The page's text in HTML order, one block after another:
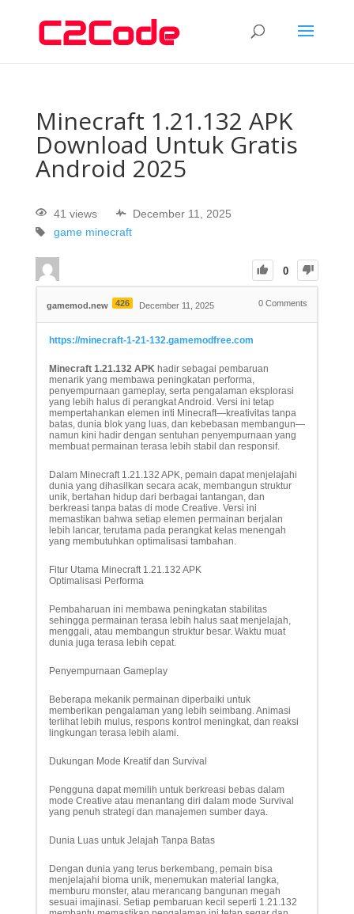
Minecraft 1.21.132 APK
Download Untuk Gratis
Android 2025
41 views
December 11, 2025
game minecraft
0
gamemod.new 426 December 11, 2025 0 Comments
https://minecraft-1-21-132.gamemodfree.com
Minecraft 1.21.132 APK hadir sebagai pembaruan
menarik yang membawa peningkatan performa,
penyempurnaan gameplay, serta pengalaman eksplorasi
yang lebih halus di perangkat Android. Versi ini tetap
mempertahankan elemen inti Minecraft—kreativitas tanpa
batas, dunia blok yang luas, dan kebebasan membangun—
namun kini hadir dengan sentuhan penyempurnaan yang
membuat permainan terasa lebih stabil dan responsif.
Dalam Minecraft 1.21.132 APK, pemain dapat menjelajahi
dunia yang dihasilkan secara acak, membangun struktur
unik, bertahan hidup dari berbagai tantangan, dan
berkreasi tanpa batas di mode Creative. Versi ini
memastikan bahwa setiap elemen permainan berjalan
lebih lancar, terutama pada perangkat kelas menengah
yang membutuhkan optimalisasi tambahan.
Fitur Utama Minecraft 1.21.132 APK
Optimalisasi Performa
Pembaharuan ini membawa peningkatan stabilitas
sehingga permainan terasa lebih halus saat menjelajah,
menggali, atau membangun struktur besar. Waktu muat
dunia juga terasa lebih cepat.
Penyempurnaan Gameplay
Beberapa mekanik permainan diperbaiki untuk
memberikan pengalaman yang lebih seimbang. Animasi
terlihat lebih mulus, respons kontrol meningkat, dan reaksi
lingkungan terasa lebih alami.
Dukungan Mode Kreatif dan Survival
Pengguna dapat memilih untuk berkreasi bebas dalam
mode Creative atau menantang diri dalam mode Survival
yang penuh strategi dan manajemen sumber daya.
Dunia Luas untuk Jelajah Tanpa Batas
Dengan dunia yang terus berkembang, pemain bisa
menjelajahi bioma unik, menemukan material langka,
memburu monster, atau merancang bangunan megah
sesuai imajinasi. Setiap pembaruan kecil seperti 1.21.132